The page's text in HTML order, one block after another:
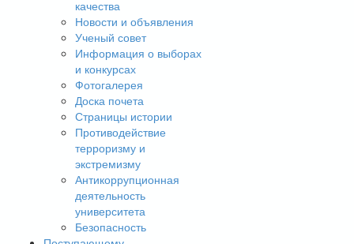
качества
Новости и объявления
Ученый совет
Информация о выборах
и конкурсах
Фотогалерея
Доска почета
Страницы истории
Противодействие
терроризму и
экстремизму
Антикоррупционная
деятельность
университета
Безопасность